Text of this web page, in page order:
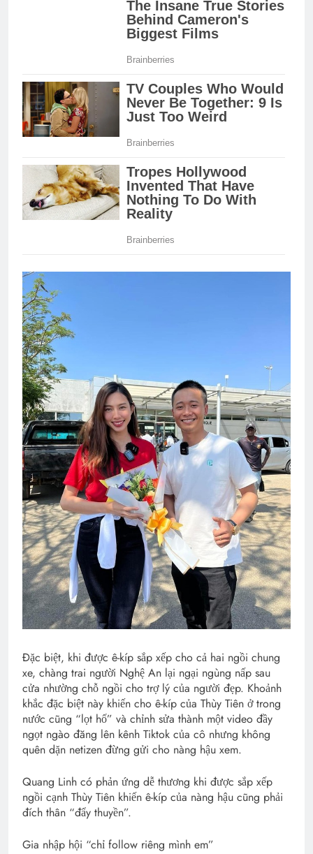
Đặc biệt, khi được ê-kíp sắp xếp cho cả hai ngồi chung
xe, chàng trai người Nghệ An lại ngại ngùng nấp sau
cửa nhường chỗ ngồi cho trợ lý của người đẹp. Khoảnh
khắc đặc biệt này khiến cho ê-kíp của Thùy Tiên ở trong
nước cũng “lọt hố” và chỉnh sửa thành một video đầy
ngọt ngào đăng lên kênh Tiktok của cô nhưng không
quên dặn netizen đừng gửi cho nàng hậu xem.
Quang Linh có phản ứng dễ thương khi được sắp xếp
ngồi cạnh Thùy Tiên khiến ê-kíp của nàng hậu cũng phải
đích thân “đẩy thuyền”.
Gia nhập hội “chỉ follow riêng mình em”